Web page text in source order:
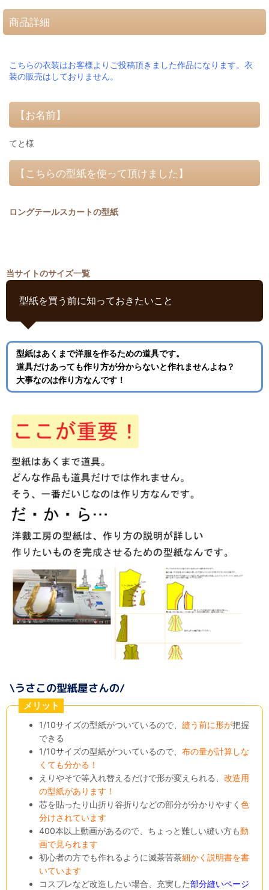
商品詳細
こちらの衣装はお客様よりご投稿頂きました作品になります。衣
装の販売はしておりません。
【お名前】
てと様
【こちらの型紙を使って頂けました】
ロングテールスカートの型紙
当サイトのサイズ一覧
型紙を買う前に知っておきたいこと
型紙はあくまで洋服を作るための道具です。
道具だけあっても作り方が分からないと作れませんよね？
大事なのは作り方なんです！
メリット
1/10サイズの型紙がついているので、縫う前に形が把握
できる
1/10サイズの型紙がついているので、布の量が計算しな
くても分かる！
えりやそで等入れ替えるだけで形が変えられる、改造用
の型紙があります！
芯を貼ったり山折り谷折りなどの部分が分かりやすく色
分けされています
400本以上動画があるので、ちょっと難しい縫い方も動
画で見られます
初心者の方でも作れるように滅茶苦茶細かく説明書を書
いています
コスプレなど改造したい場合、充実した部分縫いページ